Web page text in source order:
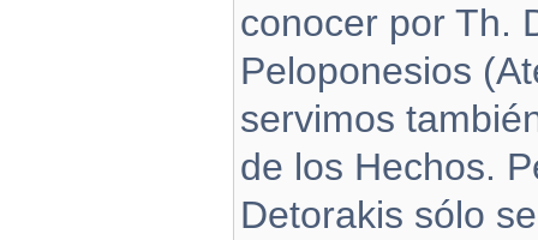
conocer por Th.
Peloponesios
servimos
de los Hechos.
Detorakis sólo